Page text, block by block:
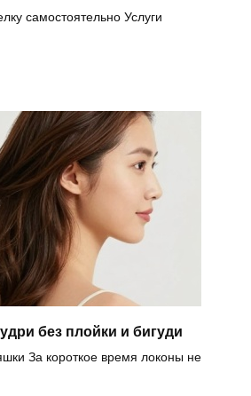
самостоятельно Услуги
без плойки и бигуди
За короткое время локоны не